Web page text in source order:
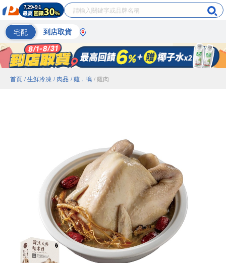
宅配 到店取貨
首頁 / 生鮮冷凍 / 肉品 / 雞．鴨 / 雞肉